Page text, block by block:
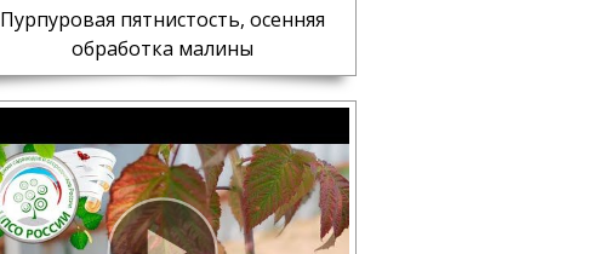
Пурпуровая пятнистость, осенняя
обработка малины